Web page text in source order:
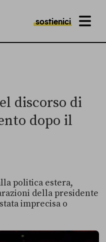
sostienici MENU
discorso di
dopo il
politica estera,
della presidente
imprecisa o